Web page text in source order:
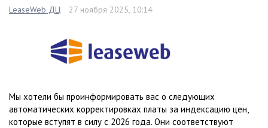
LeaseWeb ДЦ 27 ноября 2025, 10:14
Мы хотели бы проинформировать вас о следующих
автоматических корректировках платы за индексацию цен,
которые вступят в силу с 2026 года. Они соответствуют